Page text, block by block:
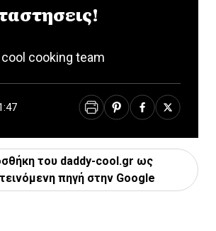
cooking team
του daddy-cool.gr ως
πηγή στην Google